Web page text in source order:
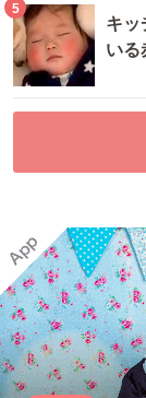
5
キッ
い